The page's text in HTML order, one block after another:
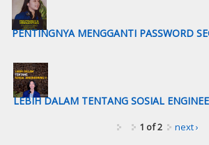
PENTINGNYA MENGGANTI PASSWORD
LEBIH DALAM TENTANG SOSIAL
1 of 2 next ›